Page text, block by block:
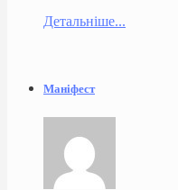
Детальніше...
Маніфест